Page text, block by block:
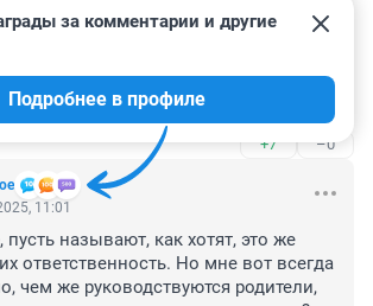
–1
+7 –0
за комментарии и другие
Подробнее в профиле
11:01
пусть называют, как хотят, это же
ответственность. Но мне вот всегда
чем же руководствуются родители,